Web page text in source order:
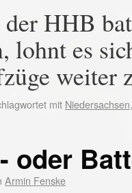
HHB
lohnt es
weiter
mit Niedersachsen
oder
Armin Fenske